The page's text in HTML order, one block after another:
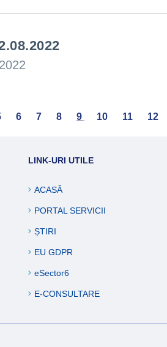
Page
6 Page
7 Page
8
Current
9 Page
10 Page
11 Page
12
LINK-URI UTILE
ACASĂ
PORTAL SERVICII
ȘTIRI
EU GDPR
eSector6
E-CONSULTARE